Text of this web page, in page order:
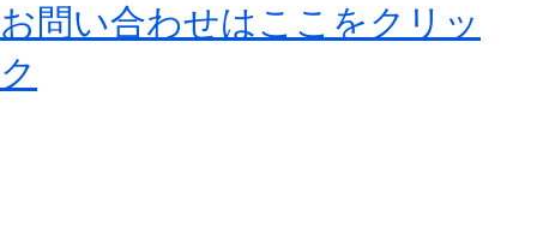
​お問い合わせはここをクリッ
ク